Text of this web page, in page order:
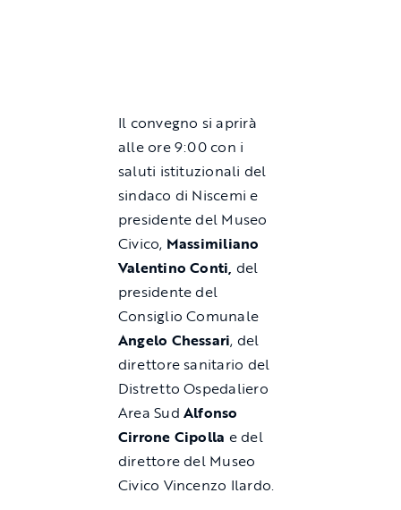
Il convegno si aprirà
alle ore 9:00 con i
saluti istituzionali del
sindaco di Niscemi e
presidente del Museo
Civico, Massimiliano
Valentino Conti, del
presidente del
Consiglio Comunale
Angelo Chessari, del
direttore sanitario del
Distretto Ospedaliero
Area Sud Alfonso
Cirrone Cipolla e del
direttore del Museo
Civico Vincenzo Ilardo.